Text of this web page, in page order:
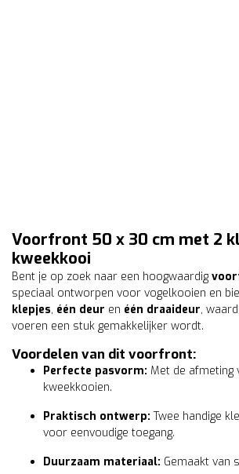
Voorfront 50 x 30 cm met 2
kweekkooi
Bent je op zoek naar een hoogwaardig
speciaal ontworpen voor vogelkooien en
klepjes, één deur en één draaideur,
voeren een stuk gemakkelijker wordt.
Voordelen van dit voorfront:
Perfecte pasvorm: Met de afmeting
kweekkooien.
Praktisch ontwerp: Twee handige
voor eenvoudige toegang.
Duurzaam materiaal: Gemaakt van